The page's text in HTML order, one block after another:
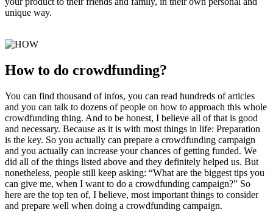
unique way.
How to do crowdfunding?
You can find thousand of infos, you can read hundreds of articles
and you can talk to dozens of people on how to approach this whole
crowdfunding thing. And to be honest, I believe all of that is good
and necessary. Because as it is with most things in life: Preparation
is the key. So you actually can prepare a crowdfunding campaign
and you actually can increase your chances of getting funded. We
did all of the things listed above and they definitely helped us. But
nonetheless, people still keep asking: “What are the biggest tips you
can give me, when I want to do a crowdfunding campaign?” So
here are the top ten of, I believe, most important things to consider
and prepare well when doing a crowdfunding campaign.